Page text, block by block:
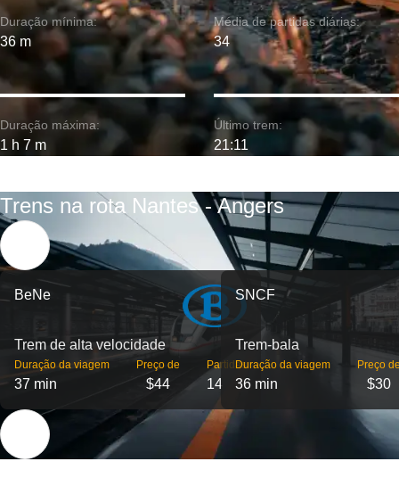
Duração mínima:
36 m
Duração máxima:
1 h 7 m
Média de partidas diárias:
34
Último trem:
21:11
Trens na rota Nantes - Angers
BeNe
Trem de alta velocidade
Duração da viagem
37 min
Preço de
$44
Partidas
14
SNCF
Trem-bala
Duração da viagem
36 min
Preço
$30